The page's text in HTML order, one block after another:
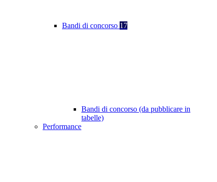
Bandi di concorso 17
Bandi di concorso (da pubblicare in
tabelle)
Performance